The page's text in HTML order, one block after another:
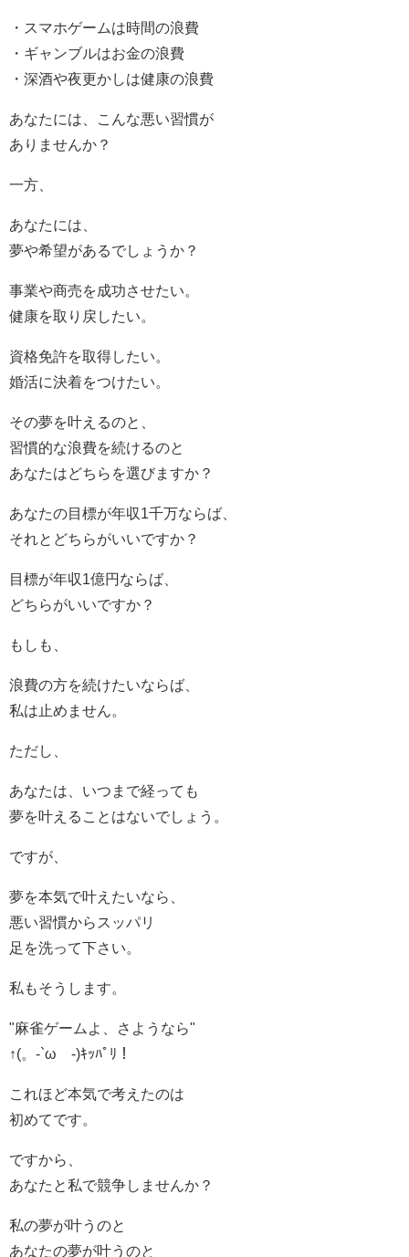
・スマホゲームは時間の浪費
・ギャンブルはお金の浪費
・深酒や夜更かしは健康の浪費
あなたには、こんな悪い習慣が
ありませんか？
一方、
あなたには、
夢や希望があるでしょうか？
事業や商売を成功させたい。
健康を取り戻したい。
資格免許を取得したい。
婚活に決着をつけたい。
その夢を叶えるのと、
習慣的な浪費を続けるのと
あなたはどちらを選びますか？
あなたの目標が年収1千万ならば、
それとどちらがいいですか？
目標が年収1億円ならば、
どちらがいいですか？
もしも、
浪費の方を続けたいならば、
私は止めません。
ただし、
あなたは、いつまで経っても
夢を叶えることはないでしょう。
ですが、
夢を本気で叶えたいなら、
悪い習慣からスッパリ
足を洗って下さい。
私もそうします。
"麻雀ゲームよ、さようなら"
↑(。-`ω´-)ｷｯﾊﾟﾘ！
これほど本気で考えたのは
初めてです。
ですから、
あなたと私で競争しませんか？
私の夢が叶うのと
あなたの夢が叶うのと